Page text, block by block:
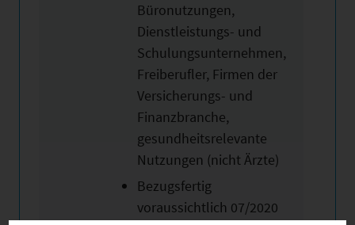
Büronutzungen,
Dienstleistungs- und
Schulungsunternehmen,
Freiberufler, Firmen der
Versicherungs- und
Finanzbranche,
gesundheitsrelevante
Nutzungen (nicht Ärzte)
Bezugsfertig
voraussichtlich 07/2020